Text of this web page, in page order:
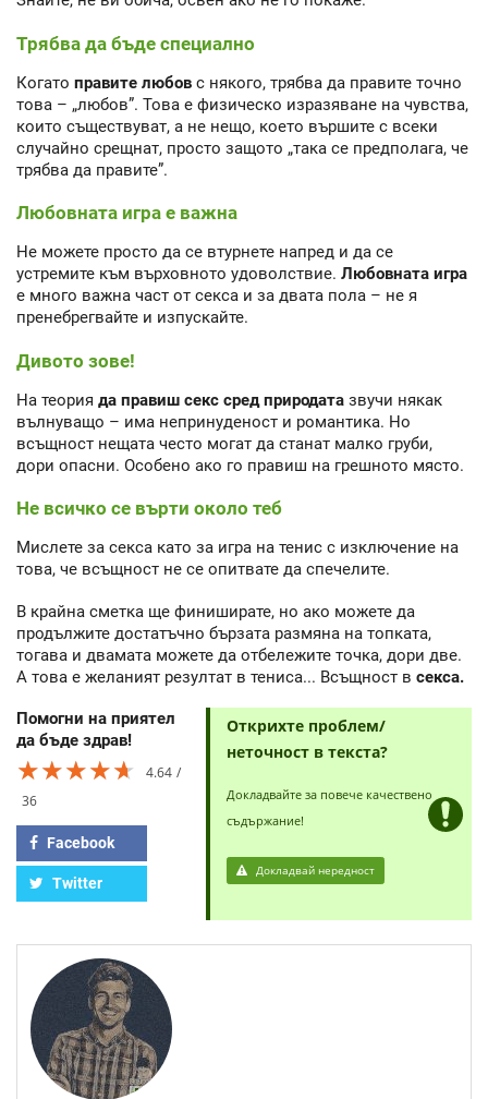
Трябва да бъде специално
Когато правите любов с някого, трябва да правите точно
това – „любов”. Това е физическо изразяване на чувства,
които съществуват, а не нещо, което вършите с всеки
случайно срещнат, просто защото „така се предполага, че
трябва да правите”.
Любовната игра е важна
Не можете просто да се втурнете напред и да се
устремите към върховното удоволствие. Любовната игра
е много важна част от секса и за двата пола – не я
пренебрегвайте и изпускайте.
Дивото зове!
На теория да правиш секс сред природата звучи някак
вълнуващо – има непринуденост и романтика. Но
всъщност нещата често могат да станат малко груби,
дори опасни. Особено ако го правиш на грешното място.
Не всичко се върти около теб
Мислете за секса като за игра на тенис с изключение на
това, че всъщност не се опитвате да спечелите.
В крайна сметка ще финиширате, но ако можете да
продължите достатъчно бързата размяна на топката,
тогава и двамата можете да отбележите точка, дори две.
А това е желаният резултат в тениса... Всъщност в секса.
Помогни на приятел
да бъде здрав!
★★★★★
★★★★★
★★★★★
4.64
36
Facebook
Twitter
Открихте проблем/
неточност в текста?
Докладвайте за повече качествено
съдържание!
Докладвай нередност